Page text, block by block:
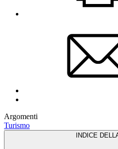
Argomenti
Turismo
INDICE